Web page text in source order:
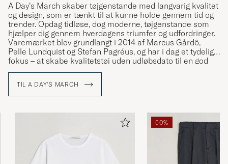
A Day’s March skaber tøjgenstande med langvarig kvalitet
og design, som er tænkt til at kunne holde gennem tid og
trender. Opdag tidløse, dog moderne, tøjgenstande som
hjælper dig gennem hverdagens triumfer og udfordringer.
Varemærket blev grundlangt i 2014 af Marcus Gårdö,
Pelle Lundquist og Stefan Pagréus, og har i dag et tydeligt
fokus – at skabe kvalitetstøj uden udløbsdato til en god
pris, uden at give afkald på sine høje miljøambitioner.
TIL A DAY'S MARCH
50%